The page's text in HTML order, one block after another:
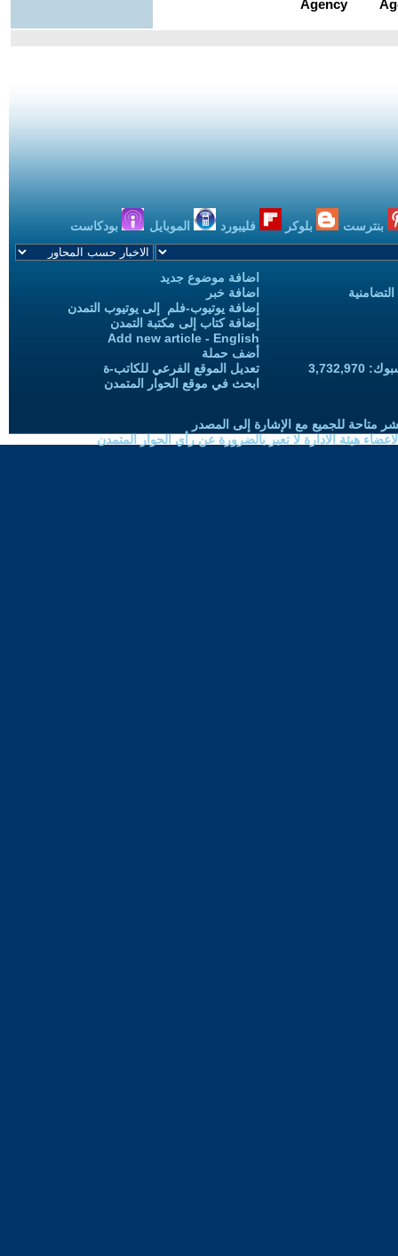
بنترست بلوكر فليبورد الموبايل بودكاست
اضافة موضوع جديد
اضافة خبر
إضافة يوتيوب-فلم إلى يوتيوب التمدن
إضافة كتاب إلى مكتبة التمدن
Add new article - English
أضف حملة
تعديل الموقع الفرعي للكاتب-ة
ابحث في موقع الحوار المتمدن
متاحة للجميع مع الإشارة إلى المصدر
هيئة الادارة لا تعبر بالضرورة عن رأي الحوار المتمدن